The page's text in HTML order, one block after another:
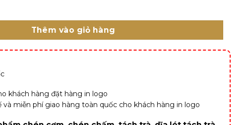
Trắng - Trống Đồng số lượng
Thêm vào giỏ hàng
khách hàng đặt hàng in logo
và miễn phí giao hàng toàn quốc cho khách hàng in logo